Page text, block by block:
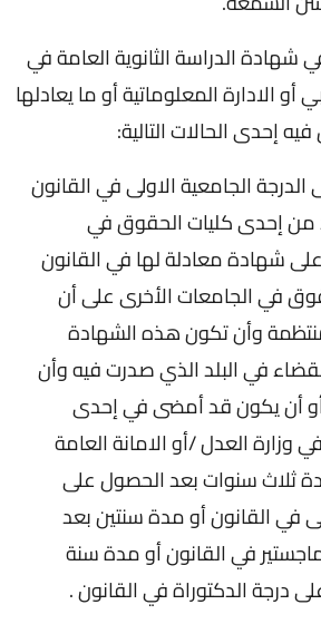
شهادة الدراسة الثانوية العامة في
أو الادارة المعلوماتية أو ما يعادلها
الجامعية الاولى في القانون
من إحدى كليات الحقوق في
على شهادة معادلة لها في القانون
في الجامعات الأخرى على أن
وأن تكون هذه الشهادة
في البلد الذي صدرت فيه وأن
أو أن يكون قد أمضى في إحدى
وزارة العدل /أو الامانة العامة
ثلاث سنوات بعد الحصول على
في القانون أو مدة سنتين بعد
في القانون أو مدة سنة
درجة الدكتوراة في القانون .